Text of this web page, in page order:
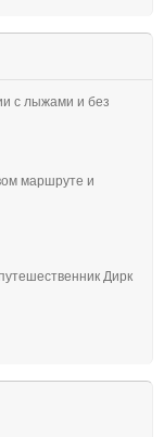
с лыжами и без
маршруте и
Дирк